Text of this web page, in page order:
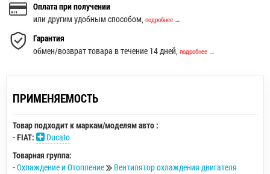
Оплата при получении
или другим удобным способом, подробнее →
Гарантия
обмен/возврат товара в течение 14 дней, подробнее →
ПРИМЕНЯЕМОСТЬ
Товар подходит к маркам/моделям авто :
-FIAT:
Ducato
Товарная группа:
-Охлаждение и Отопление Вентилятор охлаждения двигателя